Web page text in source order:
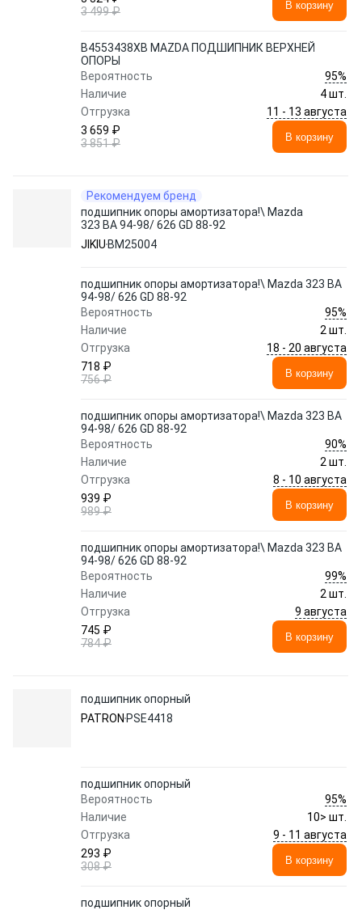
3 499 ₽
В корзину
B4553438XB MAZDA ПОДШИПНИК ВЕРХНЕЙ
ОПОРЫ
Вероятность
95%
Наличие
4 шт.
Отгрузка
11 - 13 августа
3 659 ₽
3 851 ₽
В корзину
Рекомендуем бренд
подшипник опоры амортизатора!\ Mazda
323 BA 94-98/ 626 GD 88-92
JIKIU BM25004
подшипник опоры амортизатора!\ Mazda 323 BA
94-98/ 626 GD 88-92
Вероятность
95%
Наличие
2 шт.
Отгрузка
18 - 20 августа
718 ₽
756 ₽
В корзину
подшипник опоры амортизатора!\ Mazda 323 BA
94-98/ 626 GD 88-92
Вероятность
90%
Наличие
2 шт.
Отгрузка
8 - 10 августа
939 ₽
989 ₽
В корзину
подшипник опоры амортизатора!\ Mazda 323 BA
94-98/ 626 GD 88-92
Вероятность
99%
Наличие
2 шт.
Отгрузка
9 августа
745 ₽
784 ₽
В корзину
подшипник опорный
PATRON PSE4418
подшипник опорный
Вероятность
95%
Наличие
10> шт.
Отгрузка
9 - 11 августа
293 ₽
308 ₽
В корзину
подшипник опорный